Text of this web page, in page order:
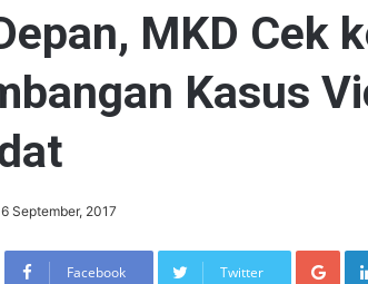
MKD Cek
Kasus
6 September, 2017
Facebook Twitter